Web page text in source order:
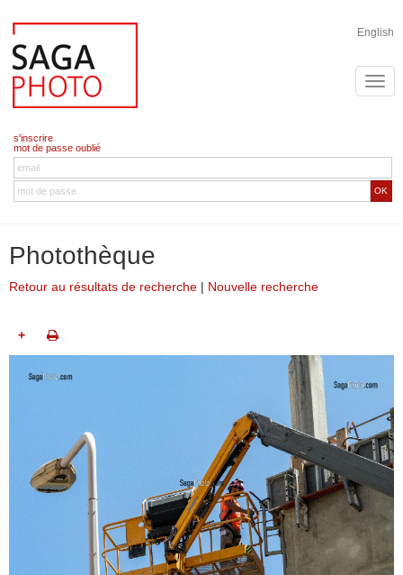
English
s'inscrire
mot de passe oublié
OK
Photothèque
Retour au résultats de recherche | Nouvelle recherche
+